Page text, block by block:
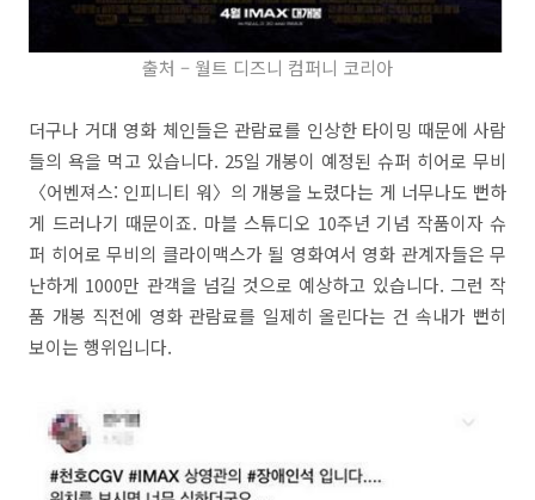
출처 – 월트 디즈니 컴퍼니 코리아
더구나 거대 영화 체인들은 관람료를 인상한 타이밍 때문에 사람
들의 욕을 먹고 있습니다. 25일 개봉이 예정된 슈퍼 히어로 무비
〈어벤져스: 인피니티 워〉의 개봉을 노렸다는 게 너무나도 뻔하
게 드러나기 때문이죠. 마블 스튜디오 10주년 기념 작품이자 슈
퍼 히어로 무비의 클라이맥스가 될 영화여서 영화 관계자들은 무
난하게 1000만 관객을 넘길 것으로 예상하고 있습니다. 그런 작
품 개봉 직전에 영화 관람료를 일제히 올린다는 건 속내가 뻔히
보이는 행위입니다.